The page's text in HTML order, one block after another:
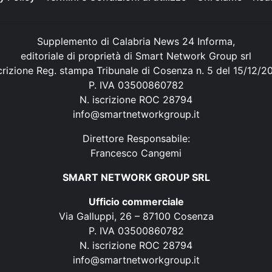
Supplemento di Calabria News 24 Informa,
editoriale di proprietà di Smart Network Group srl
Reg. stampa Tribunale di Cosenza n. 5 del 15/12/
P. IVA 03500860782
N. iscrizione ROC 28794
info@smartnetworkgroup.it
Direttore Responsabile:
Francesco Cangemi
SMART NETWORK GROUP SRL
Ufficio commerciale
Via Galluppi, 26 – 87100 Cosenza
P. IVA 03500860782
N. iscrizione ROC 28794
info@smartnetworkgroup.it